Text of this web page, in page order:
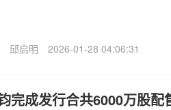
邱启明 2026-01-28 04:06:31
完成发行合共6000万股配